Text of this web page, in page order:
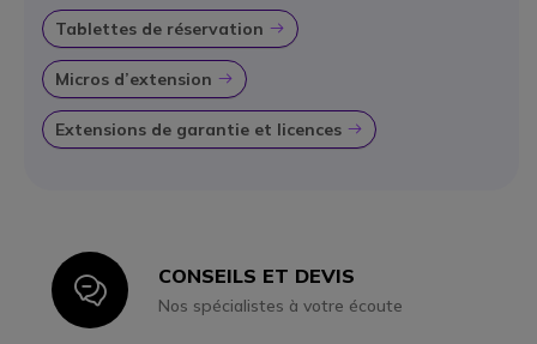
Tablettes de réservation Icon
Micros d’extension Icon
Extensions de garantie et licences Icon
IconCONSEILS ET DEVIS
Nos spécialistes à votre écoute